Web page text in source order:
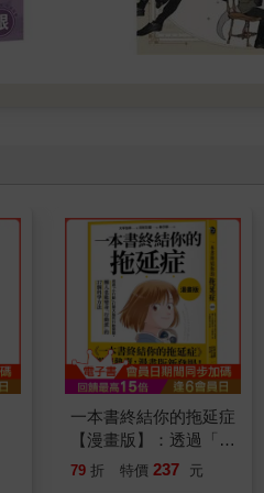
一本書終結你的拖延症
【漫畫版】：透過「小
行動」打開大腦的行動
79 折 特價 237 元